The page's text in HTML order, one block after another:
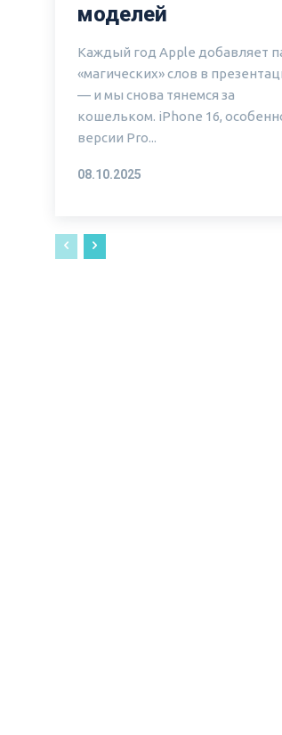
моделей
Каждый год Apple добавляет
«магических» слов в
— и мы снова тянемся за
кошельком. iPhone 16,
версии Pro...
08.10.2025